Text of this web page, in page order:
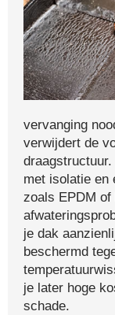
vervanging
verwijdert de
met isolatie en
zoals EPDM
je dak
beschermd
je later hoge
schade.